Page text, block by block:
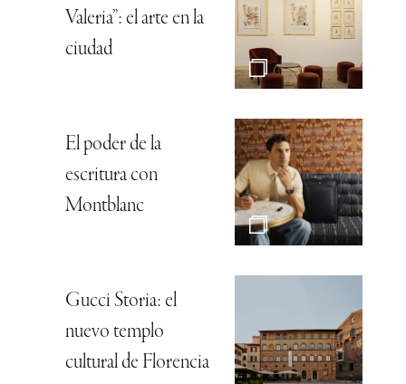
Valeria”: el arte en la
ciudad
El poder de la
escritura con
Montblanc
Gucci Storia: el
nuevo templo
cultural de Florencia